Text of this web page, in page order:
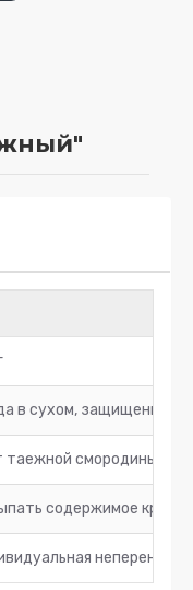
в сухом, защищенном
таежной смородины,
содержимое